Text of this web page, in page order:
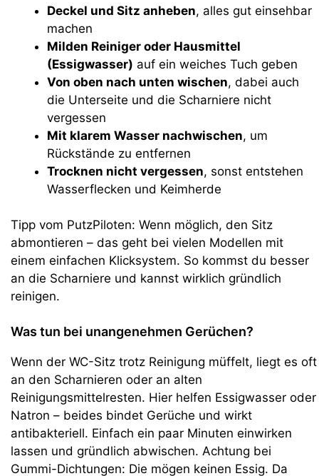
Deckel und Sitz anheben, alles gut einsehbar
machen
Milden Reiniger oder Hausmittel
(Essigwasser) auf ein weiches Tuch geben
Von oben nach unten wischen, dabei auch
die Unterseite und die Scharniere nicht
vergessen
Mit klarem Wasser nachwischen, um
Rückstände zu entfernen
Trocknen nicht vergessen, sonst entstehen
Wasserflecken und Keimherde
Tipp vom PutzPiloten: Wenn möglich, den Sitz
abmontieren – das geht bei vielen Modellen mit
einem einfachen Klicksystem. So kommst du besser
an die Scharniere und kannst wirklich gründlich
reinigen.
Was tun bei unangenehmen Gerüchen?
Wenn der WC-Sitz trotz Reinigung müffelt, liegt es oft
an den Scharnieren oder an alten
Reinigungsmittelresten. Hier helfen Essigwasser oder
Natron – beides bindet Gerüche und wirkt
antibakteriell. Einfach ein paar Minuten einwirken
lassen und gründlich abwischen. Achtung bei
Gummi-Dichtungen: Die mögen keinen Essig. Da